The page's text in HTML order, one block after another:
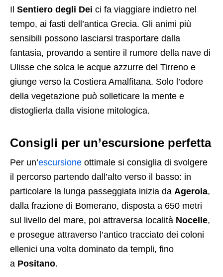
Il Sentiero degli Dei ci fa viaggiare indietro nel
tempo, ai fasti dell’antica Grecia. Gli animi più
sensibili possono lasciarsi trasportare dalla
fantasia, provando a sentire il rumore della nave di
Ulisse che solca le acque azzurre del Tirreno e
giunge verso la Costiera Amalfitana. Solo l’odore
della vegetazione può solleticare la mente e
distoglierla dalla visione mitologica.
Consigli per un’escursione perfetta
Per un’escursione ottimale si consiglia di svolgere
il percorso partendo dall’alto verso il basso: in
particolare la lunga passeggiata inizia da Agerola,
dalla frazione di Bomerano, disposta a 650 metri
sul livello del mare, poi attraversa località Nocelle,
e prosegue attraverso l’antico tracciato dei coloni
ellenici una volta dominato da templi, fino
a Positano.